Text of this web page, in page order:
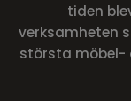
tiden
verksamheten
största möbel-